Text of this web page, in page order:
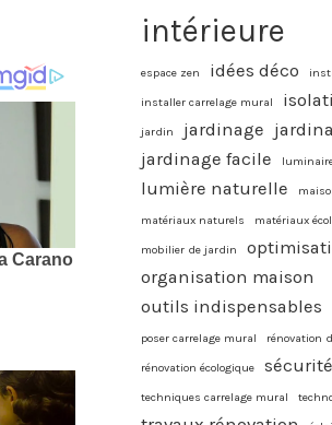
intérieure
espace zen idées déco
installer carrelage mural
jardin jardinage
jardinage facile
lumière naturelle
matériaux naturels matériaux
mobilier de jardin
organisation maison
outils indispensables
poser carrelage mural rénovation
rénovation écologique
techniques carrelage mural